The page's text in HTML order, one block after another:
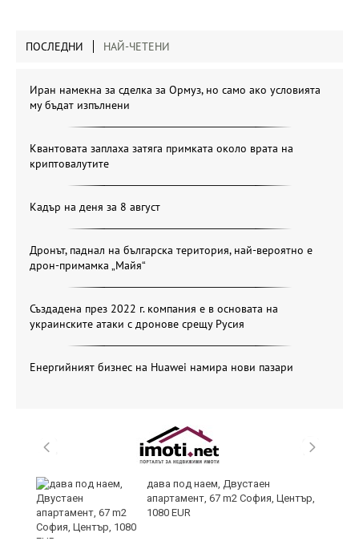
ПОСЛЕДНИ НАЙ-ЧЕТЕНИ
Иран намекна за сделка за Ормуз, но само ако условията
му бъдат изпълнени
Квантовата заплаха затяга примката около врата на
криптовалутите
Кадър на деня за 8 август
Дронът, паднал на българска територия, най-вероятно е
дрон-примамка „Майя“
Създадена през 2022 г. компания е в основата на
украинските атаки с дронове срещу Русия
Енергийният бизнес на Huawei намира нови пазари
дава под наем, Двустаен
апартамент, 67 m2 София, Център,
1080 EUR